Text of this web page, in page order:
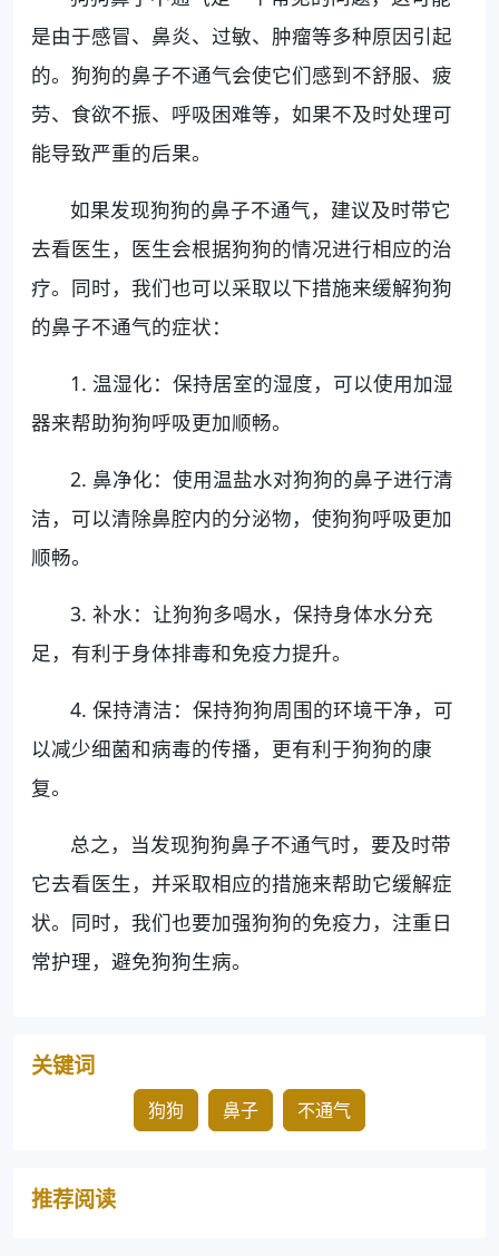
是由于感冒、鼻炎、过敏、肿瘤等多种原因引起
的。狗狗的鼻子不通气会使它们感到不舒服、疲
劳、食欲不振、呼吸困难等，如果不及时处理可
能导致严重的后果。
如果发现狗狗的鼻子不通气，建议及时带它
去看医生，医生会根据狗狗的情况进行相应的治
疗。同时，我们也可以采取以下措施来缓解狗狗
的鼻子不通气的症状：
1. 温湿化：保持居室的湿度，可以使用加湿
器来帮助狗狗呼吸更加顺畅。
2. 鼻净化：使用温盐水对狗狗的鼻子进行清
洁，可以清除鼻腔内的分泌物，使狗狗呼吸更加
顺畅。
3. 补水：让狗狗多喝水，保持身体水分充
足，有利于身体排毒和免疫力提升。
4. 保持清洁：保持狗狗周围的环境干净，可
以减少细菌和病毒的传播，更有利于狗狗的康
复。
总之，当发现狗狗鼻子不通气时，要及时带
它去看医生，并采取相应的措施来帮助它缓解症
状。同时，我们也要加强狗狗的免疫力，注重日
常护理，避免狗狗生病。
关键词
狗狗 鼻子 不通气
推荐阅读